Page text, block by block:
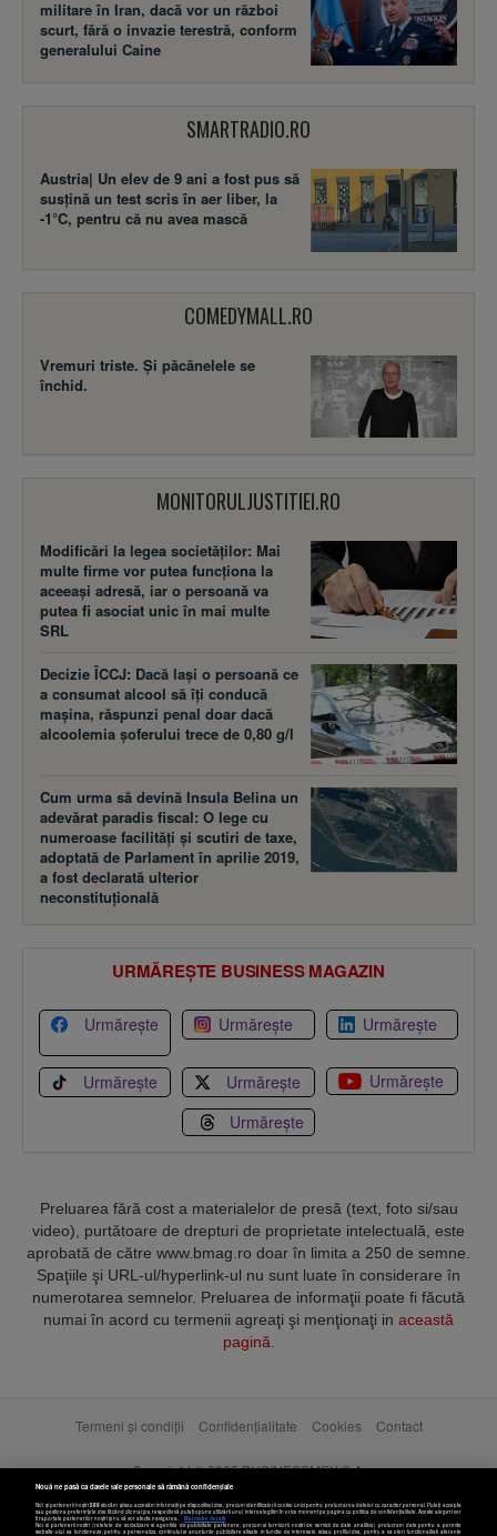
militare în Iran, dacă vor un război
scurt, fără o invazie terestră, conform
generalului Caine
SMARTRADIO.RO
Austria| Un elev de 9 ani a fost pus să
susţină un test scris în aer liber, la
-1°C, pentru că nu avea mască
COMEDYMALL.RO
Vremuri triste. Şi păcănelele se
închid.
MONITORULJUSTITIEI.RO
Modificări la legea societăţilor: Mai
multe firme vor putea funcţiona la
aceeaşi adresă, iar o persoană va
putea fi asociat unic în mai multe
SRL
Decizie ÎCCJ: Dacă laşi o persoană ce
a consumat alcool să îţi conducă
maşina, răspunzi penal doar dacă
alcoolemia şoferului trece de 0,80 g/l
Cum urma să devină Insula Belina un
adevărat paradis fiscal: O lege cu
numeroase facilităţi şi scutiri de taxe,
adoptată de Parlament în aprilie 2019,
a fost declarată ulterior
neconstituţională
URMĂREȘTE BUSINESS MAGAZIN
Urmărește Urmărește Urmărește
Urmărește Urmărește
Urmărește
Urmărește
Preluarea fără cost a materialelor de presă (text, foto si/sau
video), purtătoare de drepturi de proprietate intelectuală, este
aprobată de către www.bmag.ro doar în limita a 250 de semne.
Spaţiile şi URL-ul/hyperlink-ul nu sunt luate în considerare în
numerotarea semnelor. Preluarea de informaţii poate fi făcută
numai în acord cu termenii agreaţi şi menţionaţi in această
pagină
Termeni și condiții Confidențialitate Cookies Contact
Copyright © 2025 BUSINESSMEX S.A.
Nouă ne pasă ca datele tale personale să rămână confidențiale
Noi și partenerii noștri589stocăm și/sau accesăm informații pe dispozitivul dvs., precum identificatorii cookie unici pentru prelucrarea datelor cu caracter personal. Puteți accepta
sau gestiona preferințele dvs. făcând clic mai jos, respectiv vă puteți opune utilizării unui interes legitim în orice moment pe pagina cu politica de confidențialitate. Aceste alegeri vor
fi raportate partenerilor noștri și nu vă vor afecta navigarea.
Mai multe detalii
Noi si partenerii nostri (retelele de socializare si agentiile de publicitate partenere, precum si furnizorii nostri de servicii de date analitice) prelucram date pentru a permite
website-ului sa functioneze, pentru a personaliza continutul si anunturile publicitare afisate in functie de interesele si/sau profilul dvs., pentru a va oferi functionalitati aferente